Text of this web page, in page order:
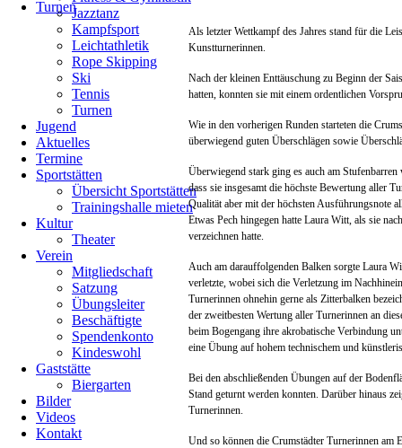
Jazztanz
Kampfsport
Leichtathletik
Rope Skipping
Ski
Tennis
Turnen
Jugend
Aktuelles
Termine
Sportstätten
Übersicht Sportstätten
Trainingshalle mieten
Kultur
Theater
Verein
Mitgliedschaft
Satzung
Übungsleiter
Beschäftigte
Spendenkonto
Kindeswohl
Gaststätte
Biergarten
Bilder
Videos
Kontakt
Als letzter Wettkampf des Jahres stand für die
Kunstturnerinnen.
Nach der kleinen Enttäuschung zu Beginn der
hatten, konnten sie mit einem ordentlichen
Wie in den vorherigen Runden starteten die
überwiegend guten Überschlägen sowie
Überwiegend stark ging es auch am
dass sie insgesamt die höchste Bewertung aller
Qualität aber mit der höchsten Ausführungsnote
Etwas Pech hingegen hatte Laura Witt, als sie
verzeichnen hatte.
Auch am darauffolgenden Balken sorgte Laura
verletzte, wobei sich die Verletzung im
Turnerinnen ohnehin gerne als Zitterbalken
der zweitbesten Wertung aller Turnerinnen an
beim Bogengang ihre akrobatische Verbindung
eine Übung auf hohem technischem und
Bei den abschließenden Übungen auf der
Stand geturnt werden konnten. Darüber hinaus
Turnerinnen.
Und so können die Crumstädter Turnerinnen am
Turnen